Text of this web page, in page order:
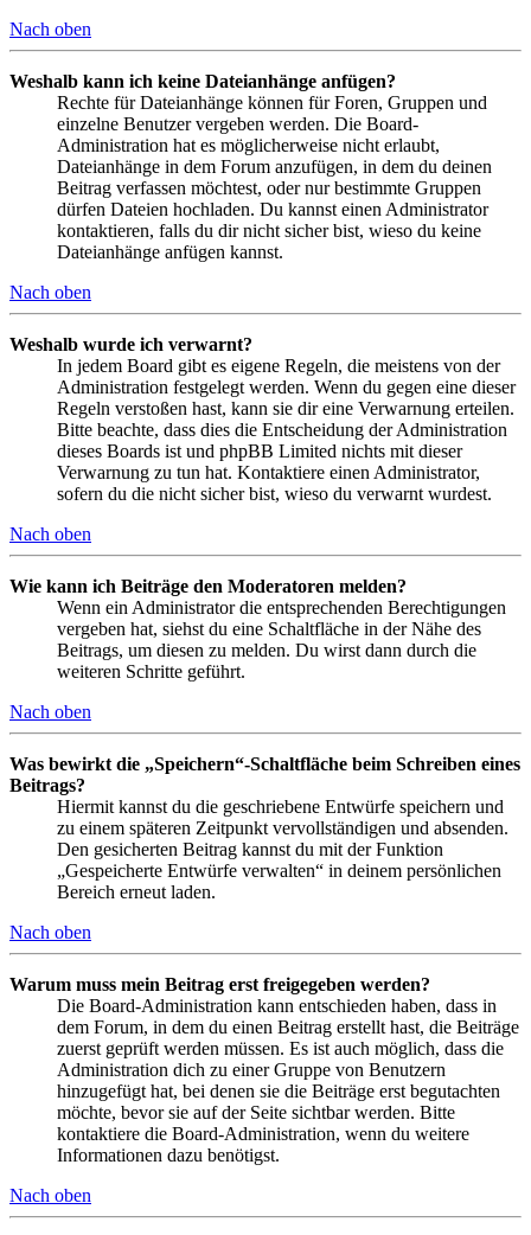
Nach oben
Weshalb kann ich keine Dateianhänge anfügen?
Rechte für Dateianhänge können für Foren, Gruppen und
einzelne Benutzer vergeben werden. Die Board-
Administration hat es möglicherweise nicht erlaubt,
Dateianhänge in dem Forum anzufügen, in dem du deinen
Beitrag verfassen möchtest, oder nur bestimmte Gruppen
dürfen Dateien hochladen. Du kannst einen Administrator
kontaktieren, falls du dir nicht sicher bist, wieso du keine
Dateianhänge anfügen kannst.
Nach oben
Weshalb wurde ich verwarnt?
In jedem Board gibt es eigene Regeln, die meistens von der
Administration festgelegt werden. Wenn du gegen eine dieser
Regeln verstoßen hast, kann sie dir eine Verwarnung erteilen.
Bitte beachte, dass dies die Entscheidung der Administration
dieses Boards ist und phpBB Limited nichts mit dieser
Verwarnung zu tun hat. Kontaktiere einen Administrator,
sofern du die nicht sicher bist, wieso du verwarnt wurdest.
Nach oben
Wie kann ich Beiträge den Moderatoren melden?
Wenn ein Administrator die entsprechenden Berechtigungen
vergeben hat, siehst du eine Schaltfläche in der Nähe des
Beitrags, um diesen zu melden. Du wirst dann durch die
weiteren Schritte geführt.
Nach oben
Was bewirkt die „Speichern“-Schaltfläche beim Schreiben eines
Beitrags?
Hiermit kannst du die geschriebene Entwürfe speichern und
zu einem späteren Zeitpunkt vervollständigen und absenden.
Den gesicherten Beitrag kannst du mit der Funktion
„Gespeicherte Entwürfe verwalten“ in deinem persönlichen
Bereich erneut laden.
Nach oben
Warum muss mein Beitrag erst freigegeben werden?
Die Board-Administration kann entschieden haben, dass in
dem Forum, in dem du einen Beitrag erstellt hast, die Beiträge
zuerst geprüft werden müssen. Es ist auch möglich, dass die
Administration dich zu einer Gruppe von Benutzern
hinzugefügt hat, bei denen sie die Beiträge erst begutachten
möchte, bevor sie auf der Seite sichtbar werden. Bitte
kontaktiere die Board-Administration, wenn du weitere
Informationen dazu benötigst.
Nach oben